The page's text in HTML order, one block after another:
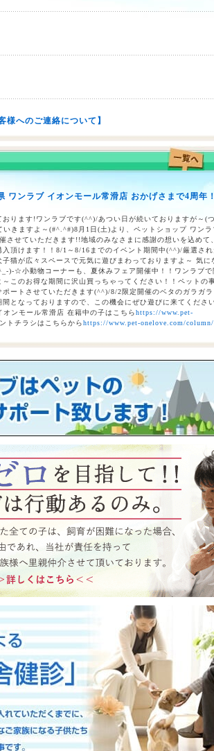
様へのご連絡について】
（合志店・光の森店・西熊本店・はません店・宇
ワンラブ イオンモール常滑店 おかげさまで4周年
ります!ワンラブです(^^)/あつい日が続いておりますが～(
いきますよ～(#^.^#)8月1日(土)より、ペットショップ ワンラ
させていただきます!!地域のみなさまに感謝の想いを込めて
入頂けます！！8/1～8/16までのイベント期間中(^^)/厳選さ
猫が広々スペースで元気に遊びまわっておりますよ～ 気に
)-☆小動物コーナーも、夏休みフェア開催中！！ワンラブで
このお得な期間に沢山買っちゃってください！！ペットの
ポートさせていただきます(^^)/8/2限定開催のベタのガラガラ
間となっておりますので、この機会にぜひ遊びに来てくださ
ンモール常滑店 在籍中の子はこちらhttps://www.pet-
トチラシはこちらからhttps://www.pet-onelove.com/
ンラブ総決算 22周年祭｜大決算商談会開幕！！
商談会！！ ワンラブ看板店舗にて、ポイントプレゼント
配信されておりますクーポンを2,500円以上のお会計時に
！まだ会員アプリをご利用中でない方は、店頭で会員アプ
寄店舗にてぜひご確認ください！！※ワンラブ看板店舗が
https://www.pet-onelove.com/column/post-9344/
オンタウン宇多津店＆ゆめタウン三豊店 一年で
ンラブグループ
ます！！7月25日(土)より、ペットショップ ワンラブ イオ
決算フェアを開催させていただきます！！7/25～8/9までの
が大集合！！今年もぜひ遊びに来てください(^^)/ペット用
んだふるプライスとなっております♪愛らしい子犬子猫が
気になった子はぜひ抱っこしてあげてくださいね(^_-)-☆一
間に沢山買っちゃってください！！ペットの事ならぜひご
ただきます(^^)/改めまして、地域の皆様に愛されるペット
すm(__)m ■ゆめタウン三豊店 在籍中の子はこちら https://
野県 ワンラブ アリオ上田店 動物大集合イベント
ます!ワンラブです(^^)/暑い日も多くなってまいりました
なイベントが開催されていきますよ～(#^.^#)7月18日(土)よ
、ペットイベントを開催させていただきます！！地域のみ
だふるプライスにてご購入頂けます！！7/18～8/2までのイ
大集合！！愛らしい子犬子猫が広々スペースで元気に遊び
こしてあげてくださいね(^_-)-☆大決算商談会も開催されて
く、大チャンスですよ～このお得な期間に沢山買っちゃって